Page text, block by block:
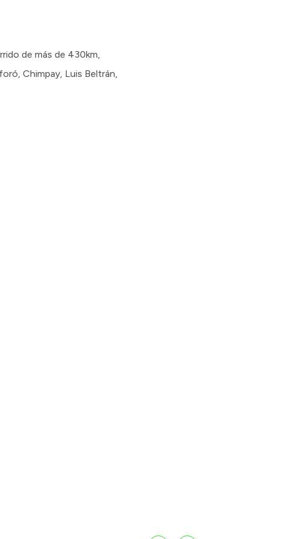
de más de 430km,
Chimpay, Luis Beltrán,